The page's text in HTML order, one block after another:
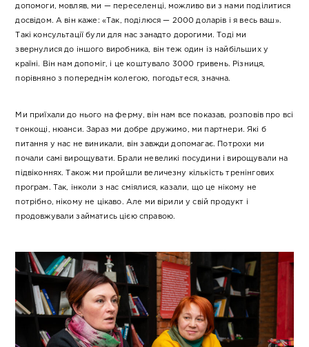
допомоги, мовляв, ми — переселенці, можливо ви з нами поділитися
досвідом. А він каже: «Так, поділюся — 2000 доларів і я весь ваш».
Такі консультації були для нас занадто дорогими. Тоді ми
звернулися до іншого виробника, він теж один із найбільших у
країні. Він нам допоміг, і це коштувало 3000 гривень. Різниця,
порівняно з попереднім колегою, погодьтеся, значна.
Ми приїхали до нього на ферму, він нам все показав, розповів про всі
тонкощі, нюанси. Зараз ми добре дружимо, ми партнери. Які б
питання у нас не виникали, він завжди допомагає. Потрохи ми
почали самі вирощувати. Брали невеликі посудини і вирощували на
підвіконнях. Також ми пройшли величезну кількість тренінгових
програм. Так, інколи з нас сміялися, казали, що це нікому не
потрібно, нікому не цікаво. Але ми вірили у свій продукт і
продовжували займатись цією справою.